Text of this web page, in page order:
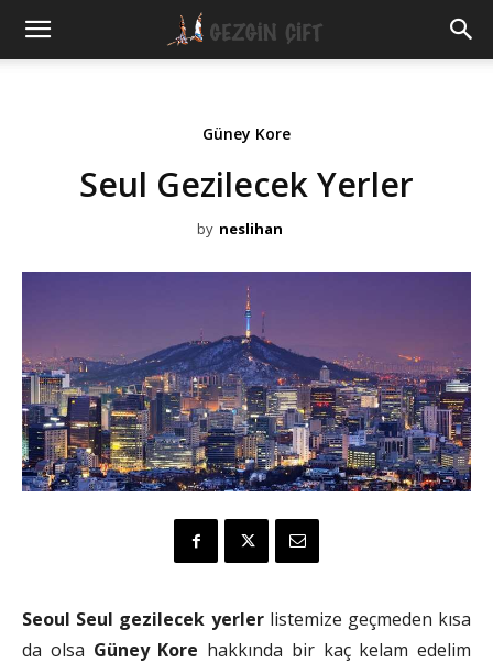
Gezgin
Güney Kore
Seul Gezilecek Yerler
by neslihan
Seoul Seul gezilecek yerlerlistemize geçmeden kısa
da olsa Güney Kore hakkında bir kaç kelam edelim